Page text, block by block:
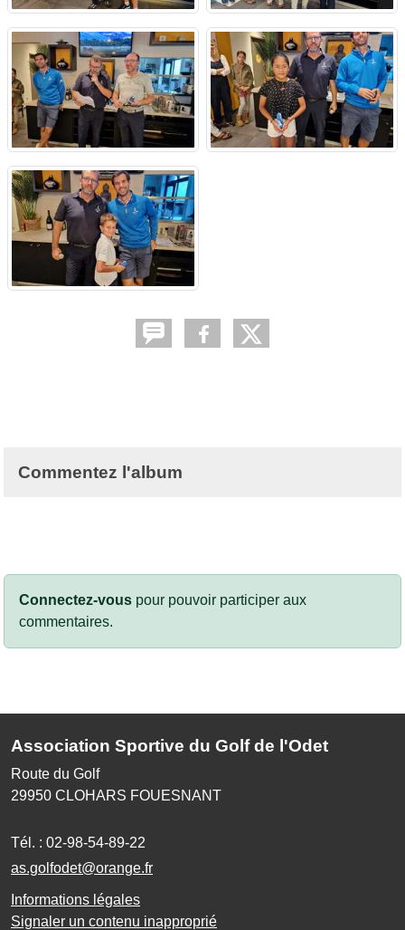
Commentez l'album
Connectez-vous pour pouvoir participer aux
commentaires.
Association Sportive du Golf de l'Odet
Route du Golf
29950 CLOHARS FOUESNANT
Tél. : 02-98-54-89-22
as.golfodet@orange.fr
Informations légales
Signaler un contenu inapproprié